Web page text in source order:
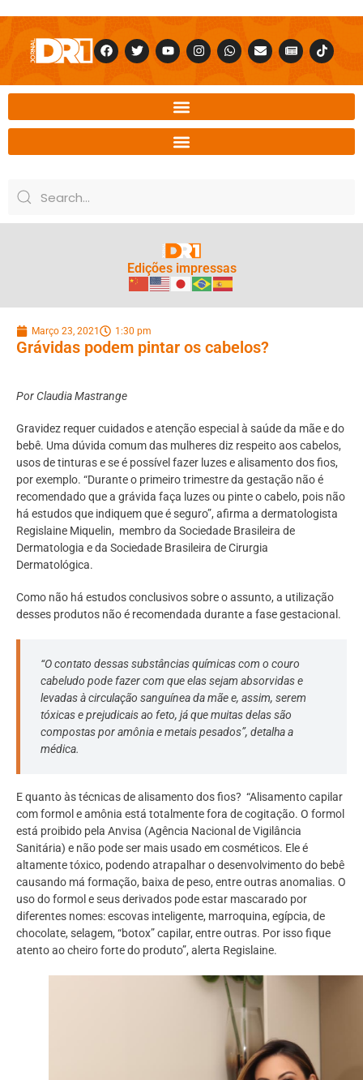
Edições impressas
Março 23, 2021 1:30 pm
Grávidas podem pintar os cabelos?
Por Claudia Mastrange
Gravidez requer cuidados e atenção especial à saúde da mãe e do
bebê. Uma dúvida comum das mulheres diz respeito aos cabelos,
usos de tinturas e se é possível fazer luzes e alisamento dos fios,
por exemplo. “Durante o primeiro trimestre da gestação não é
recomendado que a grávida faça luzes ou pinte o cabelo, pois não
há estudos que indiquem que é seguro”, afirma a dermatologista
Regislaine Miquelin, membro da Sociedade Brasileira de
Dermatologia e da Sociedade Brasileira de Cirurgia
Dermatológica.
Como não há estudos conclusivos sobre o assunto, a utilização
desses produtos não é recomendada durante a fase gestacional.
“O contato dessas substâncias químicas com o couro
cabeludo pode fazer com que elas sejam absorvidas e
levadas à circulação sanguínea da mãe e, assim, serem
tóxicas e prejudicais ao feto, já que muitas delas são
compostas por amônia e metais pesados”, detalha a
médica.
E quanto às técnicas de alisamento dos fios? “Alisamento capilar
com formol e amônia está totalmente fora de cogitação. O formol
está proibido pela Anvisa (Agência Nacional de Vigilância
Sanitária) e não pode ser mais usado em cosméticos. Ele é
altamente tóxico, podendo atrapalhar o desenvolvimento do bebê
causando má formação, baixa de peso, entre outras anomalias. O
uso do formol e seus derivados pode estar mascarado por
diferentes nomes: escovas inteligente, marroquina, egípcia, de
chocolate, selagem, “botox” capilar, entre outras. Por isso fique
atento ao cheiro forte do produto”, alerta Regislaine.